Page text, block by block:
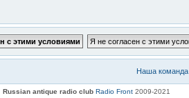
Наша команда
Russian antique radio club Radio Front 2009-2021